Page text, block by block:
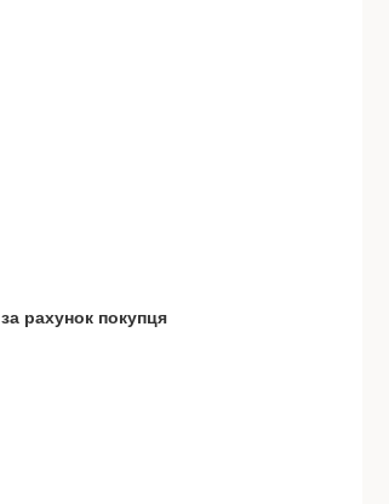
за рахунок покупця